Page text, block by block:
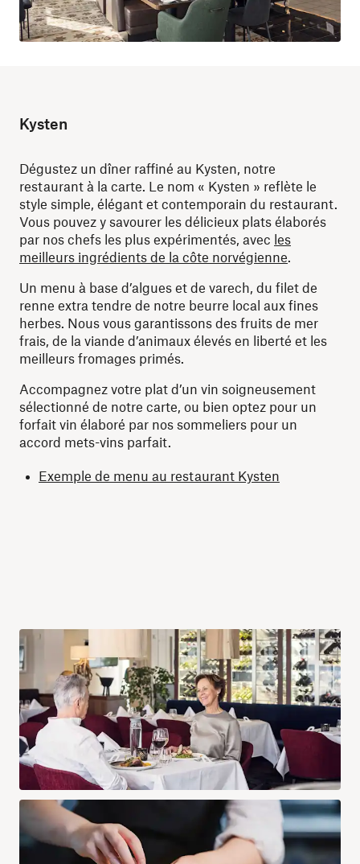
Kysten
Dégustez un dîner raffiné au Kysten, notre
restaurant à la carte. Le nom « Kysten » reflète le
style simple, élégant et contemporain du restaurant.
Vous pouvez y savourer les délicieux plats élaborés
par nos chefs les plus expérimentés, avec les
meilleurs ingrédients de la côte norvégienne.
Un menu à base d’algues et de varech, du filet de
renne extra tendre de notre beurre local aux fines
herbes. Nous vous garantissons des fruits de mer
frais, de la viande d’animaux élevés en liberté et les
meilleurs fromages primés.
Accompagnez votre plat d’un vin soigneusement
sélectionné de notre carte, ou bien optez pour un
forfait vin élaboré par nos sommeliers pour un
accord mets-vins parfait.
Exemple de menu au restaurant Kysten